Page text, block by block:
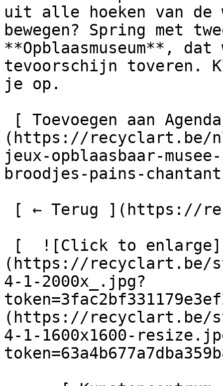
uit alle hoeken van de
bewegen? Spring met
**Opblaasmuseum**,
tevoorschijn toveren.
je op.
(https://recyclart.be/
jeux-opblaasbaar-
broodjes-pains-
(https://recyclart.be/
4-1-2000x_.jpg?
(https://recyclart.be/
4-1-1600x1600-